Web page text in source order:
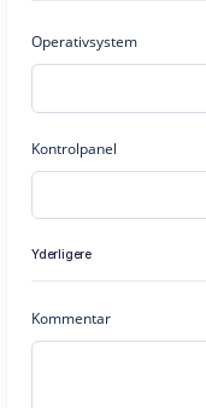
Operativsystem
Kontrolpanel
Yderligere
Kommentar